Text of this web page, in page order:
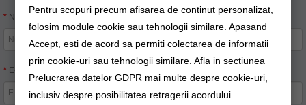
Nume:
E-Mail:
Pentru scopuri precum afisarea de continut personalizat,
folosim module cookie sau tehnologii similare. Apasand
Accept, esti de acord sa permiti colectarea de informatii
prin cookie-uri sau tehnologii similare. Afla in sectiunea
Prelucrarea datelor GDPR mai multe despre cookie-uri,
inclusiv despre posibilitatea retragerii acordului.